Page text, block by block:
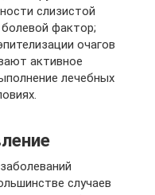
слизистой
фактор;
очагов
активное
лечебных
случаев